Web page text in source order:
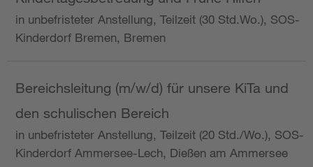
in unbefristeter Anstellung, Teilzeit (30 Std.Wo.), SOS-
Kinderdorf Bremen, Bremen
Bereichsleitung (m/w/d) für unsere KiTa und
den schulischen Bereich
in unbefristeter Anstellung, Teilzeit (20 Std./Wo.), SOS-
Kinderdorf Ammersee-Lech, Dießen am Ammersee